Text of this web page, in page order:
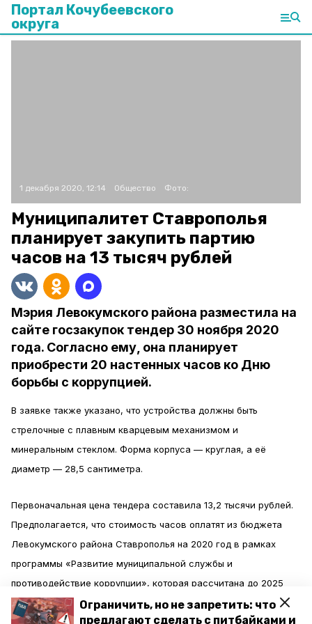
Ограничить, но не запретить: что
предлагают сделать с питбайками и
Портал Кочубеевского
округа
1 декабря 2020, 12:14 Общество Фото:
Муниципалитет Ставрополья
планирует закупить партию
часов на 13 тысяч рублей
Мэрия Левокумского района разместила на
сайте госзакупок тендер 30 ноября 2020
года. Согласно ему, она планирует
приобрести 20 настенных часов ко Дню
борьбы с коррупцией.
В заявке также указано, что устройства должны быть
стрелочные с плавным кварцевым механизмом и
минеральным стеклом. Форма корпуса — круглая, а её
диаметр — 28,5 сантиметра.
Первоначальная цена тендера составила 13,2 тысячи рублей.
Предполагается, что стоимость часов оплатят из бюджета
Левокумского района Ставрополья на 2020 год в рамках
программы «Развитие муниципальной службы и
противодействие коррупции», которая рассчитана до 2025
года.